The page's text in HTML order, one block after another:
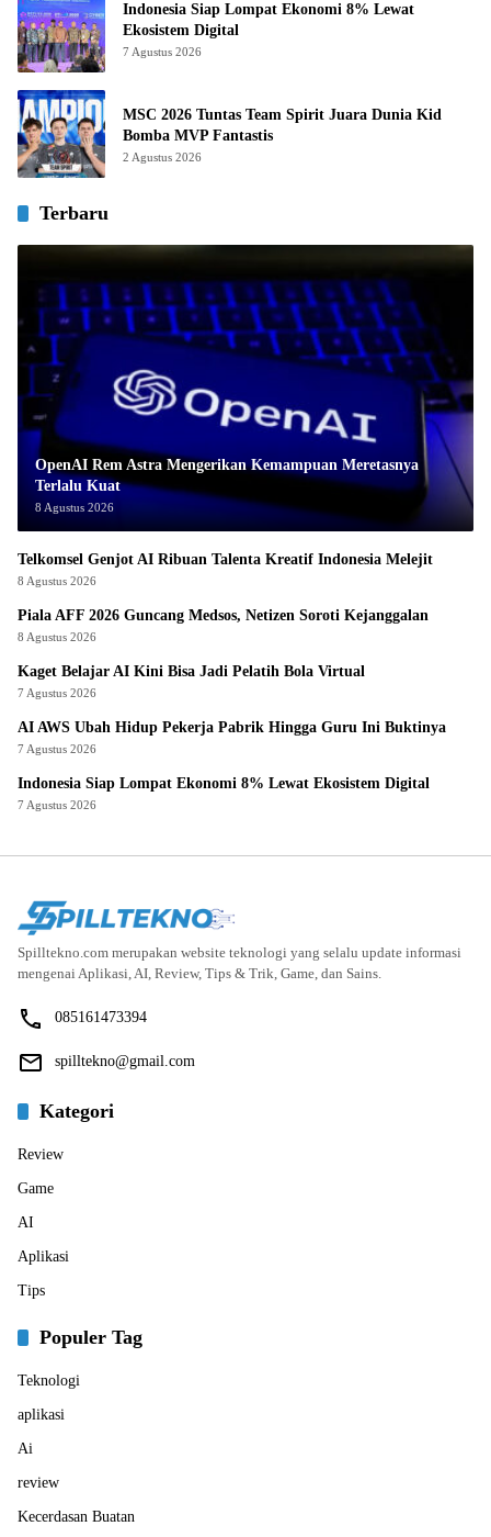
Indonesia Siap Lompat Ekonomi 8% Lewat
Ekosistem Digital
7 Agustus 2026
MSC 2026 Tuntas Team Spirit Juara Dunia Kid
Bomba MVP Fantastis
2 Agustus 2026
Terbaru
OpenAI Rem Astra Mengerikan Kemampuan Meretasnya
Terlalu Kuat
8 Agustus 2026
Telkomsel Genjot AI Ribuan Talenta Kreatif Indonesia Melejit
8 Agustus 2026
Piala AFF 2026 Guncang Medsos, Netizen Soroti Kejanggalan
8 Agustus 2026
Kaget Belajar AI Kini Bisa Jadi Pelatih Bola Virtual
7 Agustus 2026
AI AWS Ubah Hidup Pekerja Pabrik Hingga Guru Ini Buktinya
7 Agustus 2026
Indonesia Siap Lompat Ekonomi 8% Lewat Ekosistem Digital
7 Agustus 2026
Spilltekno.com merupakan website teknologi yang selalu update informasi
mengenai Aplikasi, AI, Review, Tips & Trik, Game, dan Sains.
085161473394
spilltekno@gmail.com
Kategori
Review
Game
AI
Aplikasi
Tips
Populer Tag
Teknologi
aplikasi
Ai
review
Kecerdasan Buatan